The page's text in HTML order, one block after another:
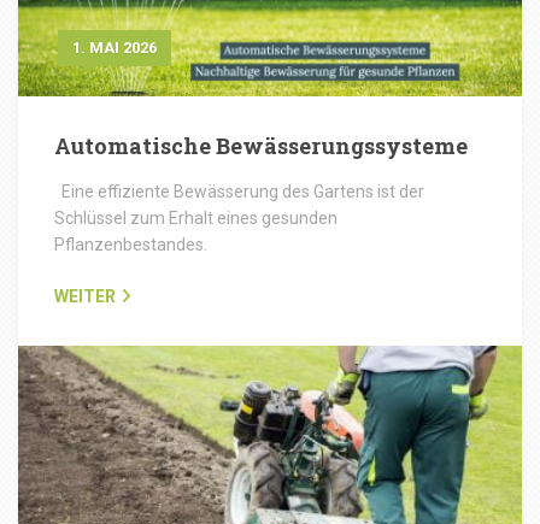
1. MAI 2026
Automatische Bewässerungssysteme
Eine effiziente Bewässerung des Gartens ist der
Schlüssel zum Erhalt eines gesunden
Pflanzenbestandes.
WEITER